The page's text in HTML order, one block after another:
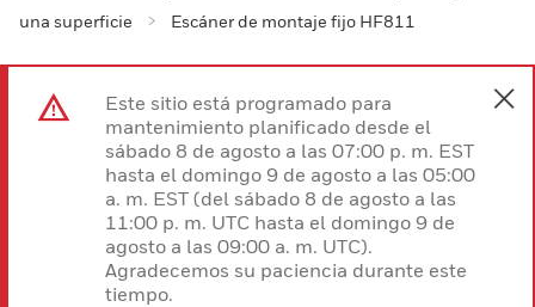
una superficie
Escáner de montaje fijo HF811
Este sitio está programado para
mantenimiento planificado desde el
sábado 8 de agosto a las 07:00 p. m. EST
hasta el domingo 9 de agosto a las 05:00
a. m. EST (del sábado 8 de agosto a las
11:00 p. m. UTC hasta el domingo 9 de
agosto a las 09:00 a. m. UTC).
Agradecemos su paciencia durante este
tiempo.